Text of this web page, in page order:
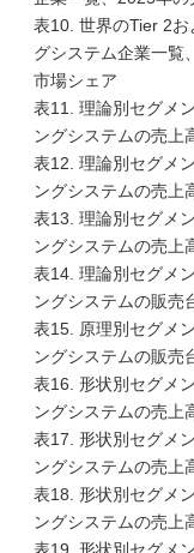
表10. 世界のTier 2
グシステム企業一覧
市場シェア
表11. 理論別セグメ
ングシステムの売上
表12. 理論別セグメ
ングシステムの売上
表13. 理論別セグメ
ングシステムの売上
表14. 理論別セグメ
ングシステムの販売
表15. 原理別セグメ
ングシステムの販売
表16. 形状別セグメ
ングシステムの売上
表17. 形状別セグメ
ングシステムの売上
表18. 形状別セグメ
ングシステムの売上